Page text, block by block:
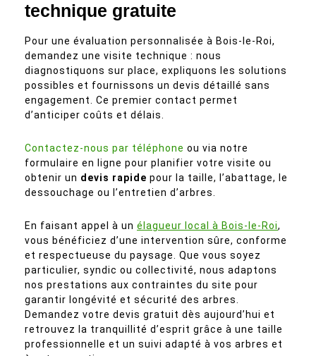
technique gratuite
Pour une évaluation personnalisée à Bois-le-Roi,
demandez une visite technique : nous
diagnostiquons sur place, expliquons les solutions
possibles et fournissons un devis détaillé sans
engagement. Ce premier contact permet
d’anticiper coûts et délais.
Contactez-nous par téléphone ou via notre
formulaire en ligne pour planifier votre visite ou
obtenir un devis rapide pour la taille, l’abattage, le
dessouchage ou l’entretien d’arbres.
En faisant appel à un élagueur local à Bois-le-Roi,
vous bénéficiez d’une intervention sûre, conforme
et respectueuse du paysage. Que vous soyez
particulier, syndic ou collectivité, nous adaptons
nos prestations aux contraintes du site pour
garantir longévité et sécurité des arbres.
Demandez votre devis gratuit dès aujourd’hui et
retrouvez la tranquillité d’esprit grâce à une taille
professionnelle et un suivi adapté à vos arbres et